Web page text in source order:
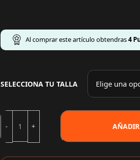
Al comprar este artículo obtendras4
SELECCIONA TU TALLA